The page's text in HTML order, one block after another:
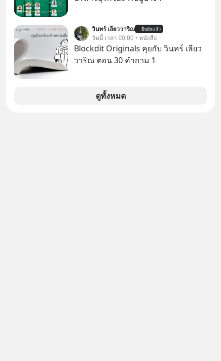
ตามกฎหมายภาษีของประเทศไทย
วินทร์ เลียววาริณ ยืนยันแล้ว
วันนี้ เวลา 00:00 • หนังสือ
Blockdit Originals คุยกับ วินทร์ เลียว
วาริณ ตอน 30 คำถาม 1
ดูทั้งหมด